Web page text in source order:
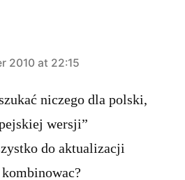
2010 at 22:15
niczego dla polski,
wersji”
do aktualizacji